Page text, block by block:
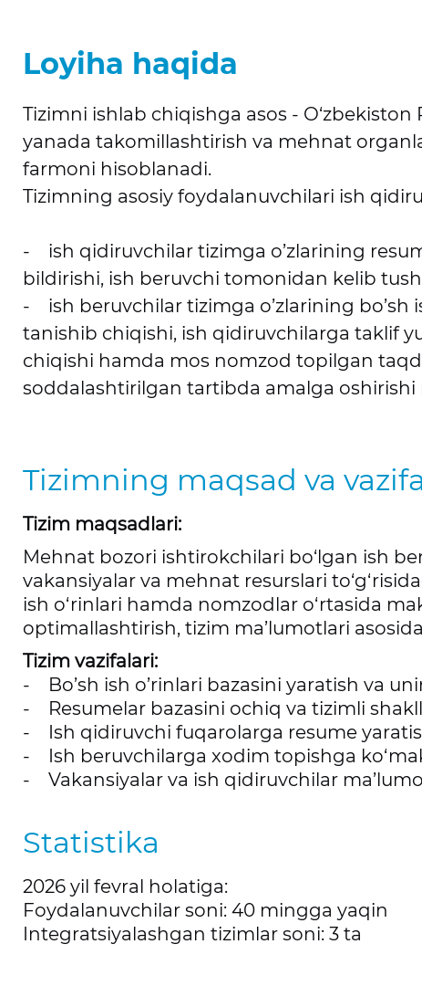
Loyiha haqida
Tizimni ishlab chiqishga asos -
yanada takomillashtirish va mehnat
farmoni hisoblanadi.
Tizimning asosiy foydalanuvchilari ish
- ish qidiruvchilar tizimga o’zlarining
bildirishi, ish beruvchi tomonidan kelib
- ish beruvchilar tizimga o’zlarining bo’sh
tanishib chiqishi, ish qidiruvchilarga taklif
chiqishi hamda mos nomzod topilgan
soddalashtirilgan tartibda amalga
Tizimning maqsad va
Tizim maqsadlari:
Mehnat bozori ishtirokchilari bo‘lgan ish
vakansiyalar va mehnat resurslari
ish o‘rinlari hamda nomzodlar o‘rtasida
optimallashtirish, tizim ma’lumotlari
Tizim vazifalari:
- Bo’sh ish o’rinlari bazasini yaratish va
- Resumelar bazasini ochiq va tizimli
- Ish qidiruvchi fuqarolarga resume
- Ish beruvchilarga xodim topishga
- Vakansiyalar va ish qidiruvchilar
Statistika
2026 yil fevral holatiga:
Foydalanuvchilar soni: 40 mingga yaqin
Integratsiyalashgan tizimlar soni: 3 ta